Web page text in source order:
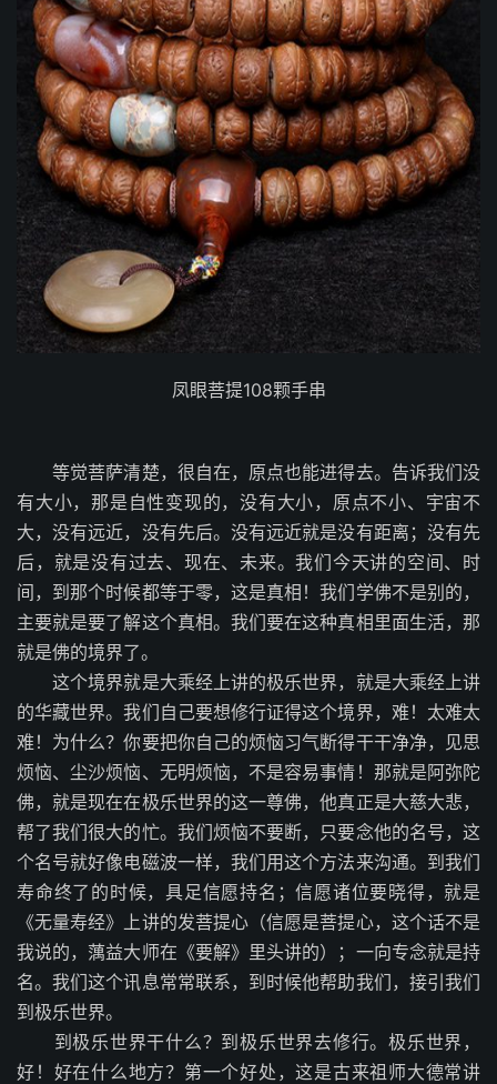
凤眼菩提108颗手串
等觉菩萨清楚，很自在，原点也能进得去。告诉我们没
有大小，那是自性变现的，没有大小，原点不小、宇宙不
大，没有远近，没有先后。没有远近就是没有距离；没有先
后，就是没有过去、现在、未来。我们今天讲的空间、时
间，到那个时候都等于零，这是真相！我们学佛不是别的，
主要就是要了解这个真相。我们要在这种真相里面生活，那
就是佛的境界了。
这个境界就是大乘经上讲的极乐世界，就是大乘经上讲
的华藏世界。我们自己要想修行证得这个境界，难！太难太
难！为什么？你要把你自己的烦恼习气断得干干净净，见思
烦恼、尘沙烦恼、无明烦恼，不是容易事情！那就是阿弥陀
佛，就是现在在极乐世界的这一尊佛，他真正是大慈大悲，
帮了我们很大的忙。我们烦恼不要断，只要念他的名号，这
个名号就好像电磁波一样，我们用这个方法来沟通。到我们
寿命终了的时候，具足信愿持名；信愿诸位要晓得，就是
《无量寿经》上讲的发菩提心（信愿是菩提心，这个话不是
我说的，蕅益大师在《要解》里头讲的）；一向专念就是持
名。我们这个讯息常常联系，到时候他帮助我们，接引我们
到极乐世界。
到极乐世界干什么？到极乐世界去修行。极乐世界，
好！好在什么地方？第一个好处，这是古来祖师大德常讲